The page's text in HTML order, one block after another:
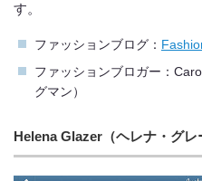
す。
ファッションブログ：
ファッションブロガー：
グマン）
Helena Glazer（ヘレナ・グレ